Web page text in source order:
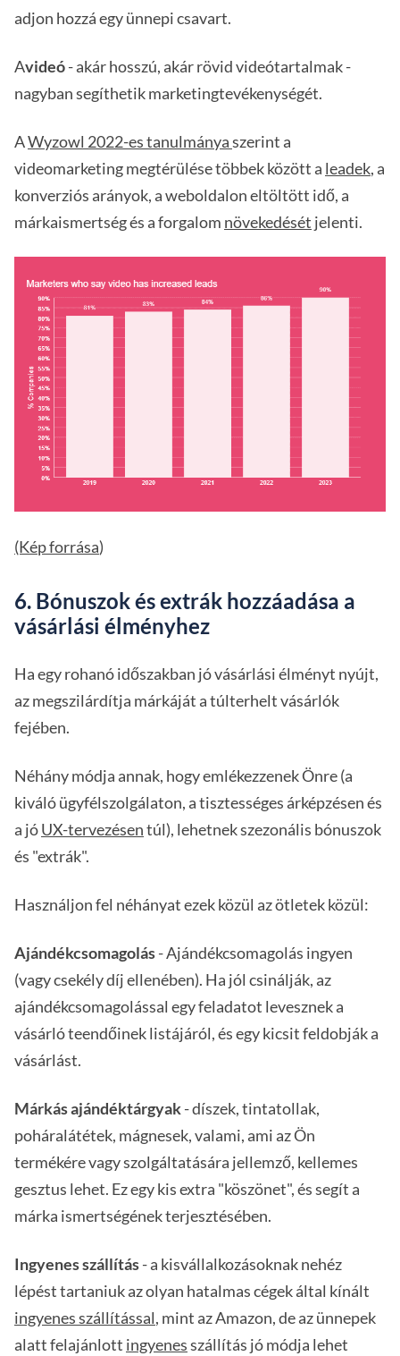
adjon hozzá egy ünnepi csavart.
Avideó- akár hosszú, akár rövid videótartalmak -
nagyban segíthetik marketingtevékenységét.
AWyzowl 2022-es tanulmányaszerint a
videomarketing megtérülése többek között a leadek, a
konverziós arányok, a weboldalon eltöltött idő, a
márkaismertség és a forgalom növekedését jelenti.
(Kép forrása)
6. Bónuszok és extrák hozzáadása a
vásárlási élményhez
Ha egy rohanó időszakban jó vásárlási élményt nyújt,
az megszilárdítja márkáját a túlterhelt vásárlók
fejében.
Néhány módja annak, hogy emlékezzenek Önre (a
kiváló ügyfélszolgálaton, a tisztességes árképzésen és
a jóUX-tervezésentúl), lehetnek szezonális bónuszok
és "extrák".
Használjon fel néhányat ezek közül az ötletek közül:
Ajándékcsomagolás- Ajándékcsomagolás ingyen
(vagy csekély díj ellenében). Ha jól csinálják, az
ajándékcsomagolással egy feladatot levesznek a
vásárló teendőinek listájáról, és egy kicsit feldobják a
vásárlást.
Márkás ajándéktárgyak- díszek, tintatollak,
poháralátétek, mágnesek, valami, ami az Ön
termékére vagy szolgáltatására jellemző, kellemes
gesztus lehet. Ez egy kis extra "köszönet", és segít a
márka ismertségének terjesztésében.
Ingyenes szállítás- a kisvállalkozásoknak nehéz
lépést tartaniuk az olyan hatalmas cégek által kínált
ingyenes szállítással, mint az Amazon, de az ünnepek
alatt felajánlott ingyenesszállítás jó módja lehet